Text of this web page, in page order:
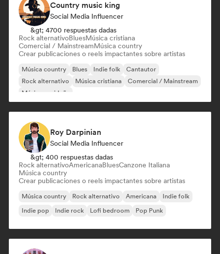
Country music king
Social Media Influencer
&gt; 4700 respuestas dadas
Rock alternativoBluesMúsica cristiana
Comercial / MainstreamMúsica country
Crear publicaciones o reels impactantes sobre artistas
Música country Blues Indie folk
Cantautor
Rock alternativo
Música cristiana
Comercial / Mainstream
Música navideña
Roy Darpinian
Social Media Influencer
&gt; 400 respuestas dadas
Rock alternativoAmericanaBluesCanzone Italiana
Música country
Crear publicaciones o reels impactantes sobre artistas
Música country Rock alternativo Americana
Indie folk
Indie pop
Indie rock Lofi bedroom Pop Punk